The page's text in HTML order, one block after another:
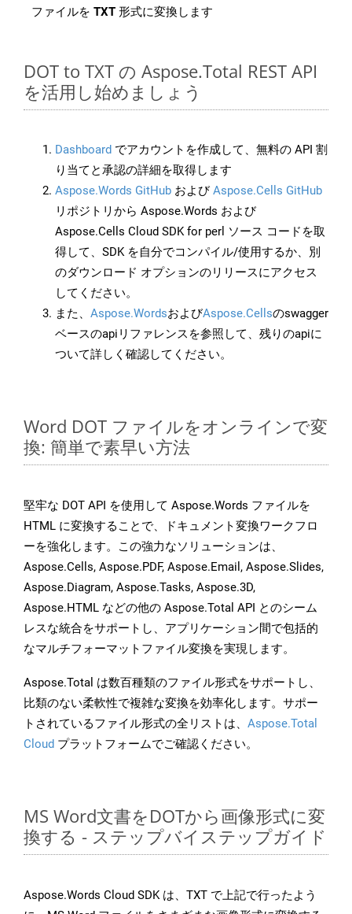
ファイルを TXT 形式に変換します
DOT to TXT の Aspose.Total REST API
を活用し始めましょう
Dashboard でアカウントを作成して、無料の API 割
り当てと承認の詳細を取得します
Aspose.Words GitHub およびAspose.Cells GitHub
リポジトリから Aspose.Words および
Aspose.Cells Cloud SDK for perl ソース コードを取
得して、SDK を自分でコンパイル/使用するか、別
のダウンロード オプションのリリースにアクセス
してください。
また、 Aspose.WordsおよびAspose.Cellsのswagger
ベースのapiリファレンスを参照して、残りのapiに
ついて詳しく確認してください。
Word DOT ファイルをオンラインで変
換: 簡単で素早い方法
堅牢な DOT API を使用して Aspose.Words ファイルを
HTML に変換することで、ドキュメント変換ワークフロ
ーを強化します。この強力なソリューションは、
Aspose.Cells, Aspose.PDF, Aspose.Email, Aspose.Slides,
Aspose.Diagram, Aspose.Tasks, Aspose.3D,
Aspose.HTML などの他の Aspose.Total API とのシーム
レスな統合をサポートし、アプリケーション間で包括的
なマルチフォーマットファイル変換を実現します。
Aspose.Total は数百種類のファイル形式をサポートし、
比類のない柔軟性で複雑な変換を効率化します。サポー
トされているファイル形式の全リストは、 Aspose.Total
Cloud プラットフォームでご確認ください。
MS Word文書をDOTから画像形式に変
換する - ステップバイステップガイド
Aspose.Words Cloud SDK は、TXT で上記で行ったよう